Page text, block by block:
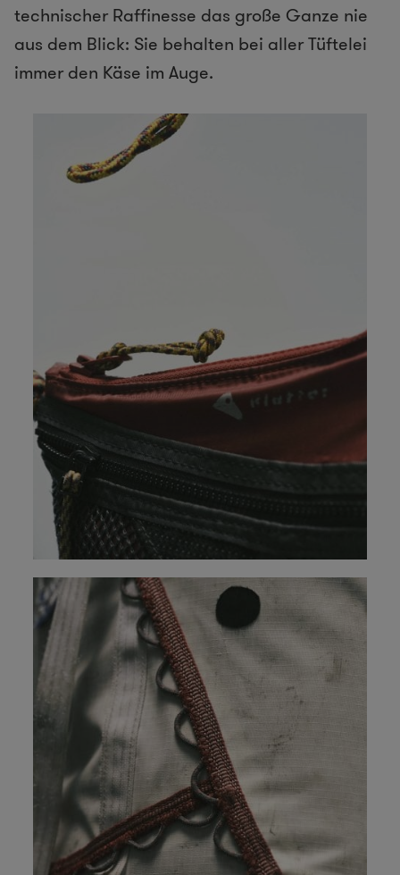
technischer Raffinesse das große Ganze nie
aus dem Blick: Sie behalten bei aller Tüftelei
immer den Käse im Auge.